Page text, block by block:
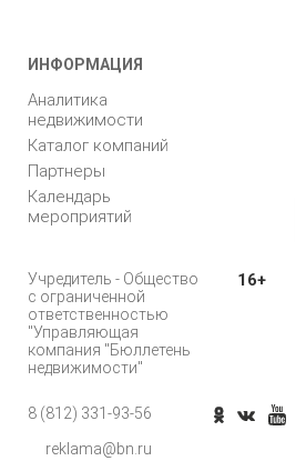
ИНФОРМАЦИЯ
Аналитика
недвижимости
Каталог компаний
Партнеры
Календарь
мероприятий
Учредитель - Общество
с ограниченной
ответственностью
"Управляющая
компания "Бюллетень
недвижимости"
16+
8 (812) 331-93-56
reklama@bn.ru